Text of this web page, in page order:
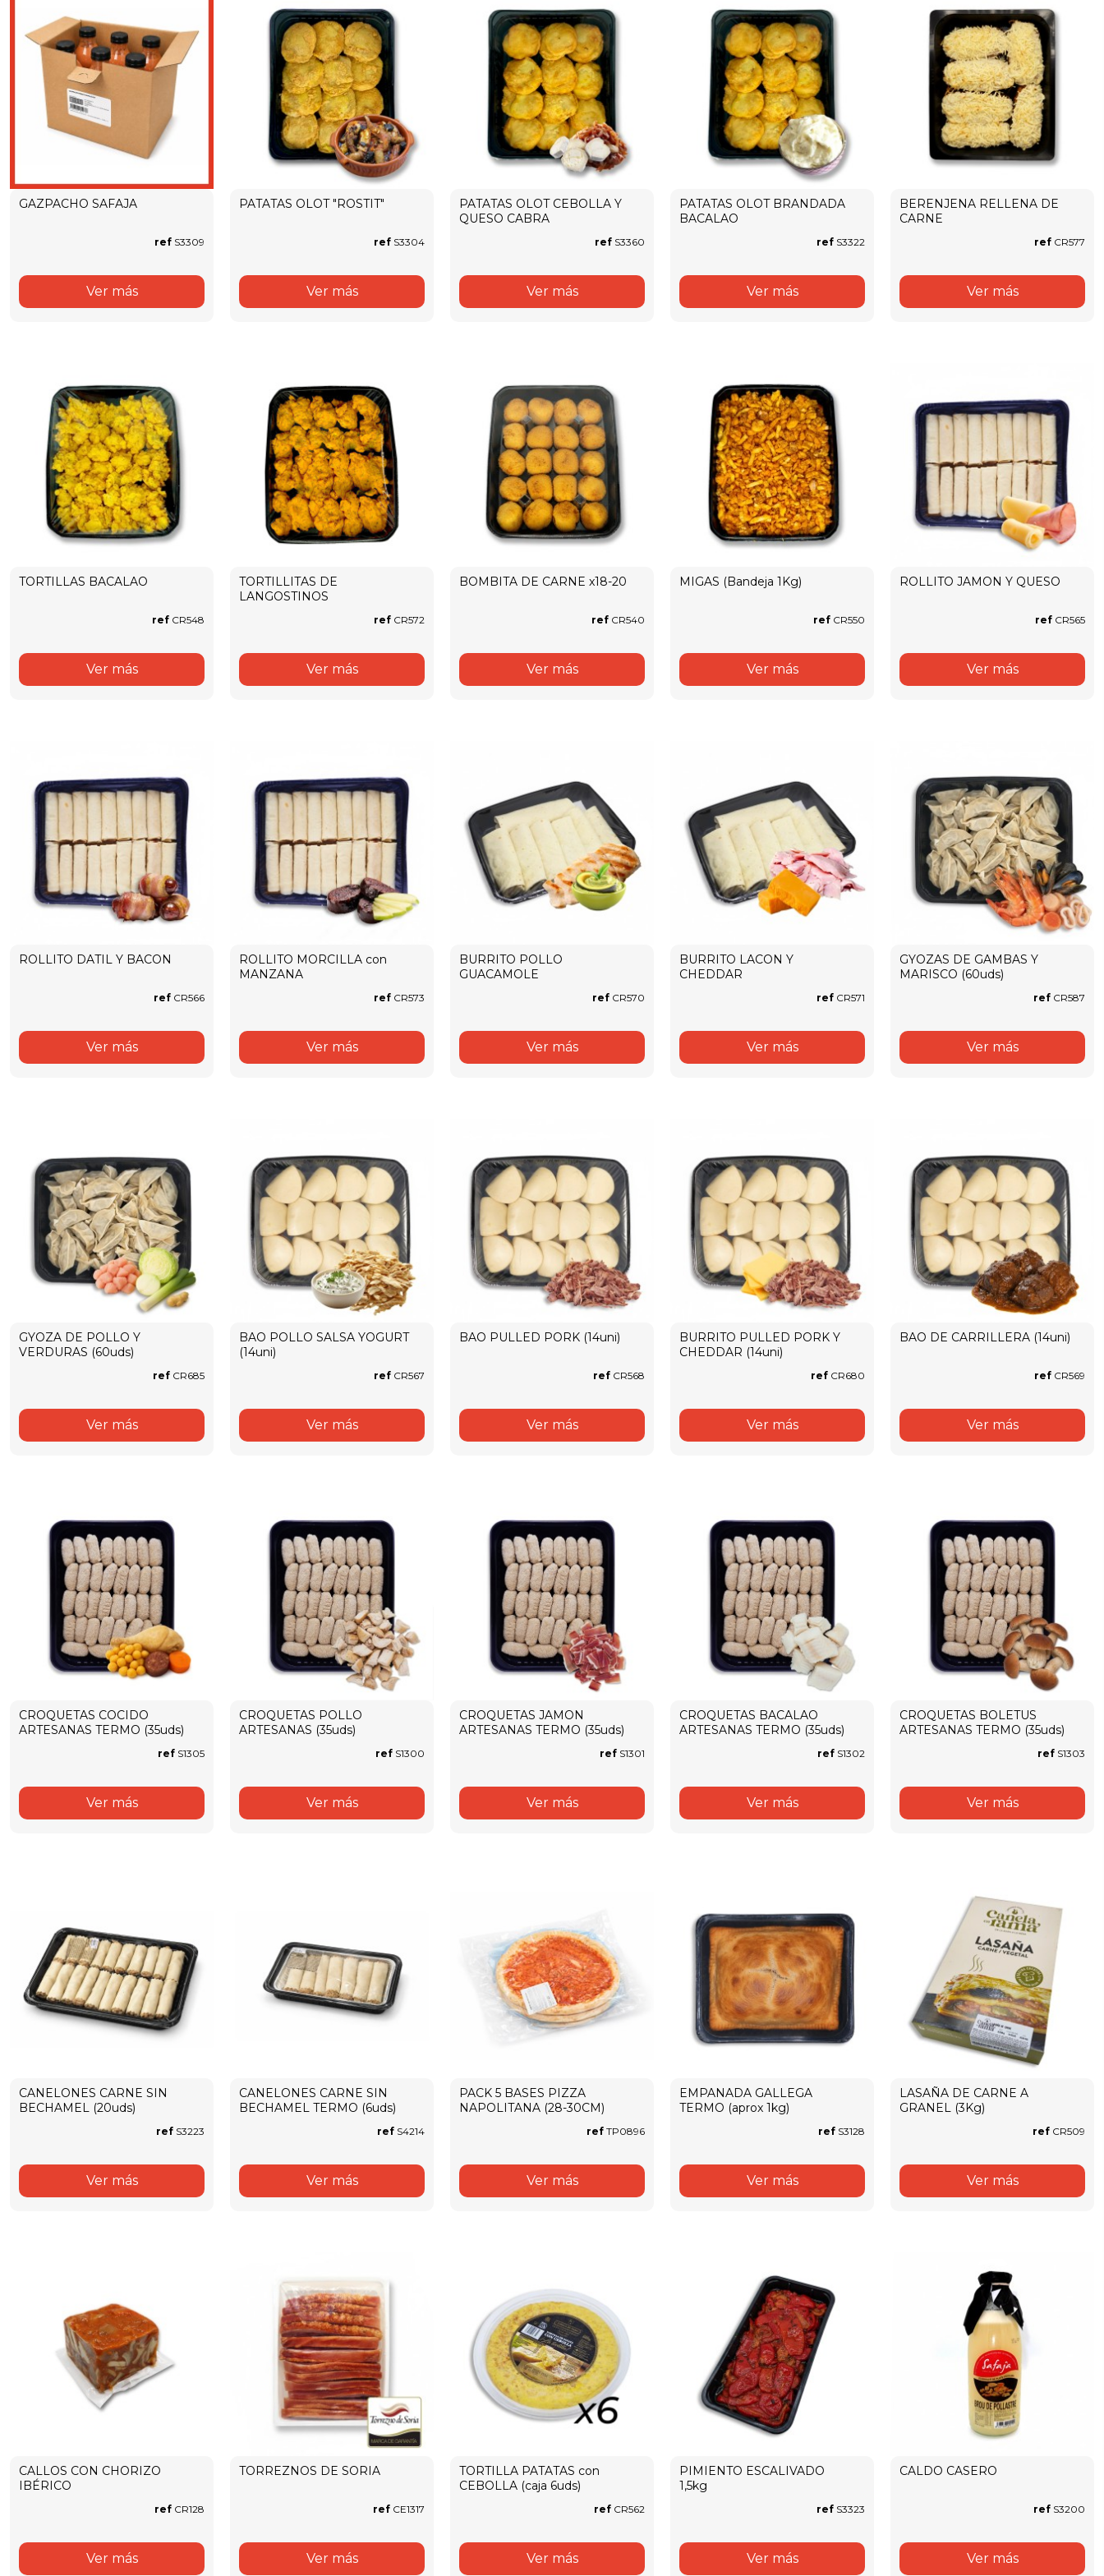
GAZPACHO SAFAJA
ref S3309
Ver más
PATATAS OLOT "ROSTIT"
ref S3304
Ver más
PATATAS OLOT CEBOLLA Y
QUESO CABRA
ref S3360
Ver más
PATATAS OLOT BRANDADA
BACALAO
ref S3322
Ver más
BERENJENA RELLENA DE
CARNE
ref CR577
Ver más
TORTILLAS BACALAO
ref CR548
Ver más
TORTILLITAS DE
LANGOSTINOS
ref CR572
Ver más
BOMBITA DE CARNE x18-20
ref CR540
Ver más
MIGAS (Bandeja 1Kg)
ref CR550
Ver más
ROLLITO JAMON Y QUESO
ref CR565
Ver más
ROLLITO DATIL Y BACON
ref CR566
Ver más
ROLLITO MORCILLA con
MANZANA
ref CR573
Ver más
BURRITO POLLO
GUACAMOLE
ref CR570
Ver más
BURRITO LACON Y
CHEDDAR
ref CR571
Ver más
GYOZAS DE GAMBAS Y
MARISCO (60uds)
ref CR587
Ver más
GYOZA DE POLLO Y
VERDURAS (60uds)
ref CR685
Ver más
BAO POLLO SALSA YOGURT
(14uni)
ref CR567
Ver más
BAO PULLED PORK (14uni)
ref CR568
Ver más
BURRITO PULLED PORK Y
CHEDDAR (14uni)
ref CR680
Ver más
BAO DE CARRILLERA (14uni)
ref CR569
Ver más
CROQUETAS COCIDO
ARTESANAS TERMO (35uds)
ref S1305
Ver más
CROQUETAS POLLO
ARTESANAS (35uds)
ref S1300
Ver más
CROQUETAS JAMON
ARTESANAS TERMO (35uds)
ref S1301
Ver más
CROQUETAS BACALAO
ARTESANAS TERMO (35uds)
ref S1302
Ver más
CROQUETAS BOLETUS
ARTESANAS TERMO (35uds)
ref S1303
Ver más
CANELONES CARNE SIN
BECHAMEL (20uds)
ref S3223
Ver más
CANELONES CARNE SIN
BECHAMEL TERMO (6uds)
ref S4214
Ver más
PACK 5 BASES PIZZA
NAPOLITANA (28-30CM)
ref TP0896
Ver más
EMPANADA GALLEGA
TERMO (aprox 1kg)
ref S3128
Ver más
LASAÑA DE CARNE A
GRANEL (3Kg)
ref CR509
Ver más
CALLOS CON CHORIZO
IBÉRICO
ref CR128
Ver más
TORREZNOS DE SORIA
ref CE1317
Ver más
TORTILLA PATATAS con
CEBOLLA (caja 6uds)
ref CR562
Ver más
PIMIENTO ESCALIVADO
1,5kg
ref S3323
Ver más
CALDO CASERO
ref S3200
Ver más